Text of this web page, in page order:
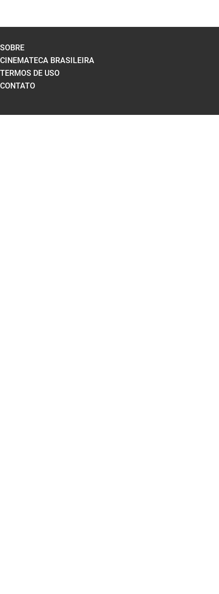
SOBRE
CINEMATECA BRASILEIRA
TERMOS DE USO
CONTATO